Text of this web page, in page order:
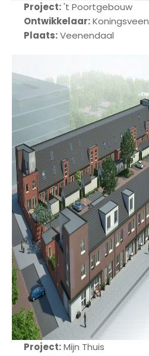
Project:'t Poortgebouw
Ontwikkelaar:Koningsveen
Plaats:Veenendaal
Project:Mijn Thuis